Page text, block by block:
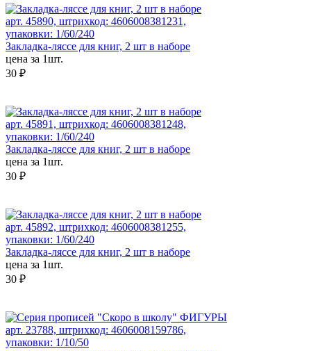
арт. 45890, штрихкод: 4606008381231,
упаковки: 1/60/240
Закладка-ляссе для книг, 2 шт в наборе
цена за 1шт.
30 ₽
арт. 45891, штрихкод: 4606008381248,
упаковки: 1/60/240
Закладка-ляссе для книг, 2 шт в наборе
цена за 1шт.
30 ₽
арт. 45892, штрихкод: 4606008381255,
упаковки: 1/60/240
Закладка-ляссе для книг, 2 шт в наборе
цена за 1шт.
30 ₽
арт. 23788, штрихкод: 4606008159786,
упаковки: 1/10/50